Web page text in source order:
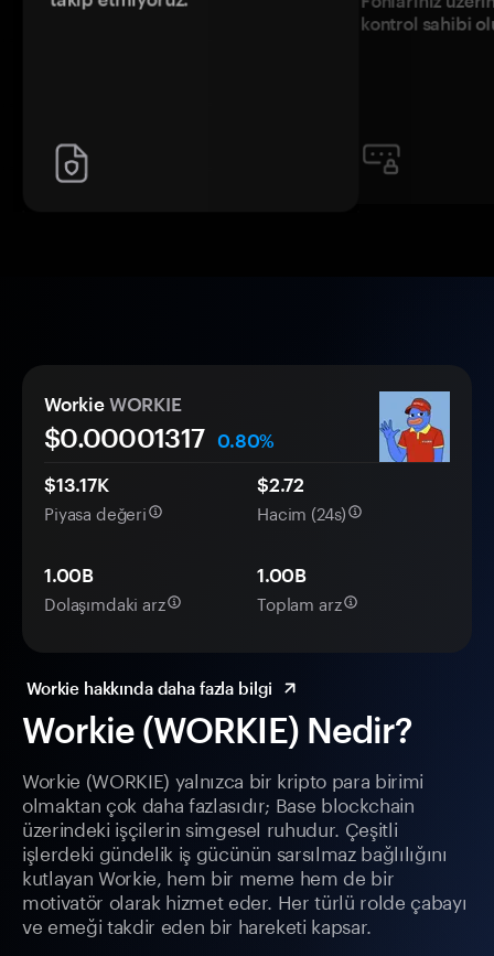
kontrol sahibi
Workie (WORKIE) Nedir?
Workie (WORKIE) yalnızca bir kripto para birimi
olmaktan çok daha fazlasıdır; Base blockchain
üzerindeki işçilerin simgesel ruhudur. Çeşitli
işlerdeki gündelik iş gücünün sarsılmaz bağlılığını
kutlayan Workie, hem bir meme hem de bir
motivatör olarak hizmet eder. Her türlü rolde çabayı
ve emeği takdir eden bir hareketi kapsar.
Workie WORKIE
$0.00001317 0.80%
$13.17K
Piyasa değeri
$2.72
Hacim (24s)
1.00B
Dolaşımdaki arz
1.00B
Toplam arz
Workie hakkında daha fazla bilgi